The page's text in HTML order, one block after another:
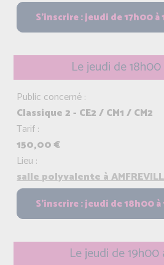
Le jeudi de
Public concerné :
Classique 2 - CE2 / CM1 / CM2
Tarif :
150,00 €
Lieu :
salle polyvalente à
Le jeudi de